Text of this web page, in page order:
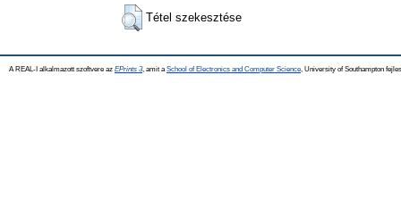
Tétel szekesztése
A REAL-I alkalmazott szoftvere az EPrints 3, amit a School of Electronics and Computer Science , University of Southampton